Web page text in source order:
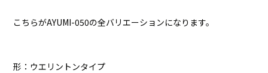
こちらがAYUMI-050の全バリエーションになります。
形：ウエリントンタイプ